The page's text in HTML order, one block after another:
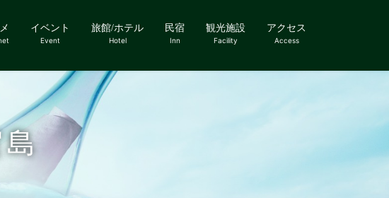
イベント
Event
旅館/ホテル
Hotel
民宿
Inn
観光施設
Facility
アクセス
Access